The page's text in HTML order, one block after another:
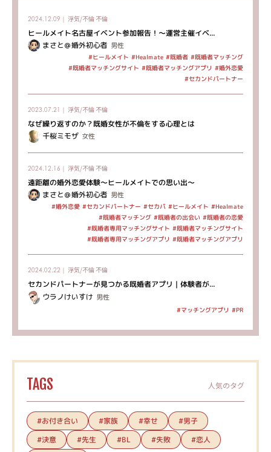
2024.12.09｜ 浮気/不倫 不倫
ヒールメイト名古屋イベント参加報告！～運営主催イベ...
まさと＠婚外初心者 男性
#ヒールメイト #Healmate #既婚者 #既婚者マッチング
#既婚者マッチングサイト #既婚者マッチングアプリ #婚外恋愛
#セカンドパートナー
2023.07.21｜ 浮気/不倫 不倫
なぜ繰り返すのか？既婚女性が不倫をする心理とは
千桜ミモザ 女性
2024.12.16｜ 浮気/不倫 不倫
遠距離の婚外恋愛体験～ヒールメイトでの思い出～
まさと＠婚外初心者 男性
#婚外恋愛 #セカンドパートナー #セカパ #ヒールメイト #Healmate
#既婚者マッチング #既婚者の出会い #既婚者の恋愛
#既婚者専用マッチングサイト #既婚者マッチングサイト
#既婚者専用マッチングアプリ #既婚者マッチングアプリ
2024.02.22｜ 浮気/不倫 不倫
セカンドパートナーが見つかる既婚者アプリ｜体験者が...
ウラノけいすけ 男性
#マッチングアプリ #PR
TAGS 人気のタグ
#お付き合い #家族 #幸せ
#男子
#決意
#先生 #BL #失敗 #恋人